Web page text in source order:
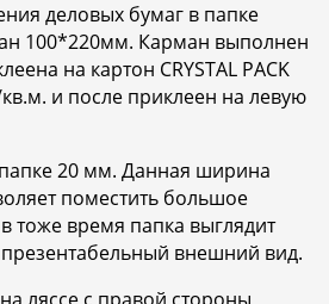
деловых бумаг в папке
100*220мм. Карман выполнен
на картон CRYSTAL PACK
и после приклеен на левую
20 мм. Данная ширина
поместить большое
тоже время папка выглядит
внешний вид.